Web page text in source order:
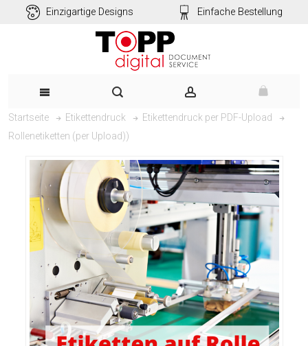
Einzigartige Designs Einfache Bestellung
Startseite Etikettendruck
Etikettendruck per PDF-Upload
Rollenetiketten (per Upload))